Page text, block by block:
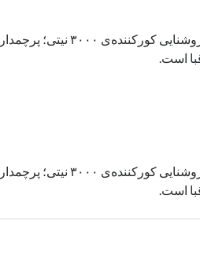
از حاشیه‌های فوق باریک یک میلی‌متری تا روشنایی
است.
از حاشیه‌های فوق باریک یک میلی‌متری تا روشنایی
است.